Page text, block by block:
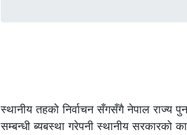
स्थानीय तहको निर्वाचन सँगसँगै नेपाल राज्य
सम्बन्धी ब्यबस्था गरेपनी स्थानीय सरकारको